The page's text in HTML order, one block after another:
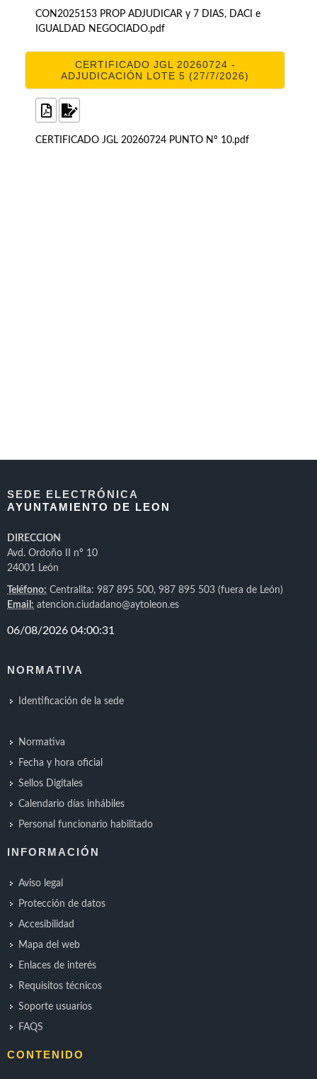
CON2025153 PROP ADJUDICAR y 7 DIAS, DACI e
IGUALDAD NEGOCIADO.pdf
CERTIFICADO JGL 20260724 -
ADJUDICACIÓN LOTE 5 (27/7/2026)
CERTIFICADO JGL 20260724 PUNTO Nº 10.pdf
SEDE ELECTRÓNICA
AYUNTAMIENTO DE LEON
DIRECCION
Avd. Ordoño II nº 10
24001 León
Teléfono: Centralita: 987 895 500, 987 895 503 (fuera de León)
Email: atencion.ciudadano@aytoleon.es
NORMATIVA
Identificación de la sede
Normativa
Fecha y hora oficial
Sellos Digitales
Calendario días inhábiles
Personal funcionario habilitado
INFORMACIÓN
Aviso legal
Protección de datos
Accesibilidad
Mapa del web
Enlaces de interés
Requisitos técnicos
Soporte usuarios
FAQS
CONTENIDO